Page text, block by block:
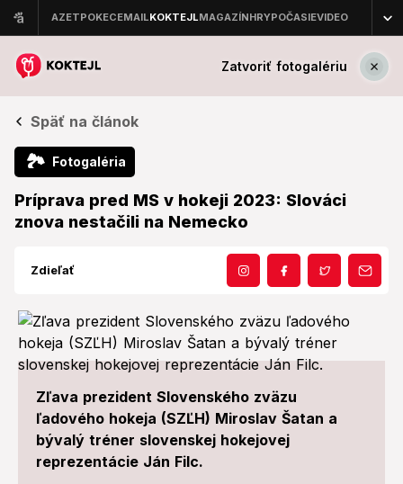
Zatvoriť fotogalériu
Späť na článok
🏞 Fotogaléria
Príprava pred MS v hokeji 2023: Slováci
znova nestačili na Nemecko
Zdieľať
Zľava prezident Slovenského zväzu
ľadového hokeja (SZĽH) Miroslav Šatan a
bývalý tréner slovenskej hokejovej
reprezentácie Ján Filc.